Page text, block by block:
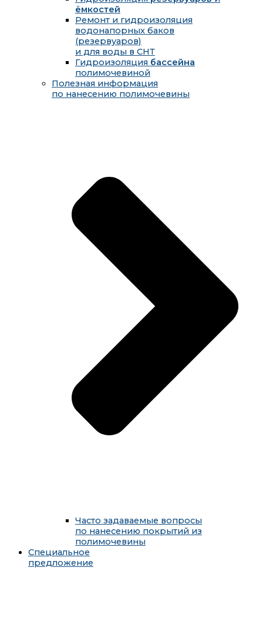
ёмкостей
Ремонт и гидроизоляция
водонапорных баков
(резервуаров)
и для воды в СНТ
Гидроизоляция бассейна
полимочевиной
Полезная информация
по нанесению полимочевины
Часто задаваемые вопросы
по нанесению покрытий из
полимочевины
Специальное
предложение